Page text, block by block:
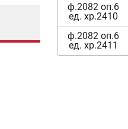
ф.2082 оп.6
ед. хр.2410
ф.2082 оп.6
ед. хр.2411